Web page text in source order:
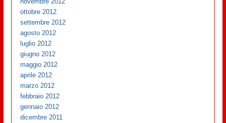
ottobre 2012
settembre 2012
agosto 2012
luglio 2012
giugno 2012
maggio 2012
aprile 2012
marzo 2012
febbraio 2012
gennaio 2012
dicembre 2011